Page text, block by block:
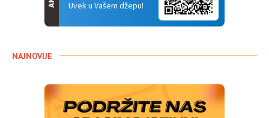
Uvek u Vašem džepu!
NAJNOVIJE